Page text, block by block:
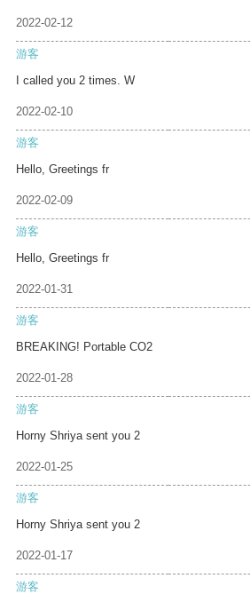
2022-02-12
游客
I called you 2 times. W
2022-02-10
游客
Hello, Greetings fr
2022-02-09
游客
Hello, Greetings fr
2022-01-31
游客
BREAKING! Portable CO2
2022-01-28
游客
Horny Shriya sent you 2
2022-01-25
游客
Horny Shriya sent you 2
2022-01-17
游客